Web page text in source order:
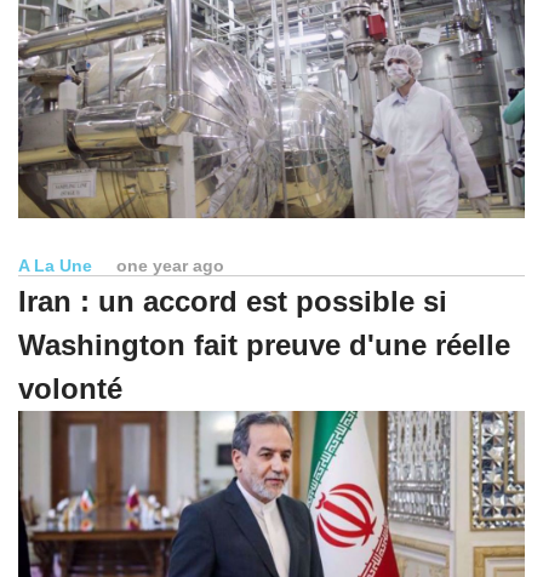
A La Une one year ago
Iran : un accord est possible si
Washington fait preuve d'une réelle
volonté